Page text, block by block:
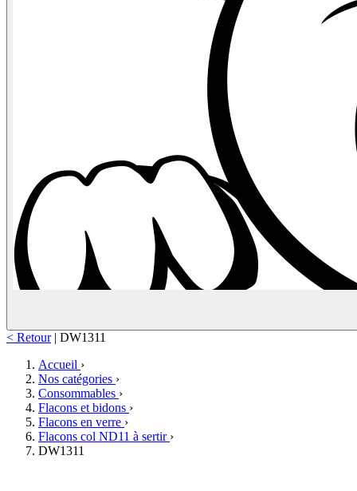
< Retour | DW1311
Accueil ›
Nos catégories ›
Consommables ›
Flacons et bidons ›
Flacons en verre ›
Flacons col ND11 à sertir ›
DW1311